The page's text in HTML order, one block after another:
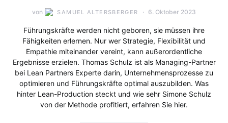
von SAMUEL ALTERSBERGER 6. Oktober 2023
Führungskräfte werden nicht geboren, sie müssen ihre
Fähigkeiten erlernen. Nur wer Strategie, Flexibilität und
Empathie miteinander vereint, kann außerordentliche
Ergebnisse erzielen. Thomas Schulz ist als Managing-Partner
bei Lean Partners Experte darin, Unternehmensprozesse zu
optimieren und Führungskräfte optimal auszubilden. Was
hinter Lean-Production steckt und wie sehr Simone Schulz
von der Methode profitiert, erfahren Sie hier.